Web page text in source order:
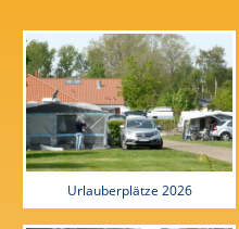
Urlauberplätze 2026